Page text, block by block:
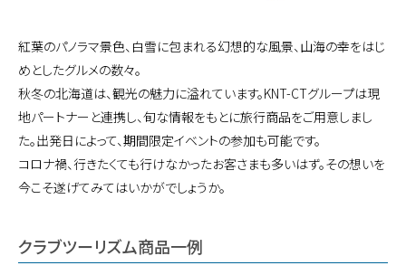
紅葉のパノラマ景色、白雪に包まれる幻想的な風景、山海の幸をはじ
めとしたグルメの数々。
秋冬の北海道は、観光の魅力に溢れています。KNT-CTグループは現
地パートナーと連携し、旬な情報をもとに旅行商品をご用意しまし
た。出発日によって、期間限定イベントの参加も可能です。
コロナ禍、行きたくても行けなかったお客さまも多いはず。その想いを
今こそ遂げてみてはいかがでしょうか。
クラブツーリズム商品一例